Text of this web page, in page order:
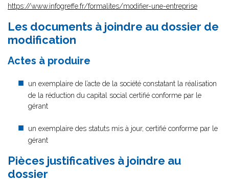
https://www.infogreffe.fr/formalites/modifier-une-entreprise
Les documents à joindre au dossier de
modification
Actes à produire
un exemplaire de l’acte de la société constatant la réalisation
de la réduction du capital social certifié conforme par le
gérant
un exemplaire des statuts mis à jour, certifié conforme par le
gérant
Pièces justificatives à joindre au
dossier